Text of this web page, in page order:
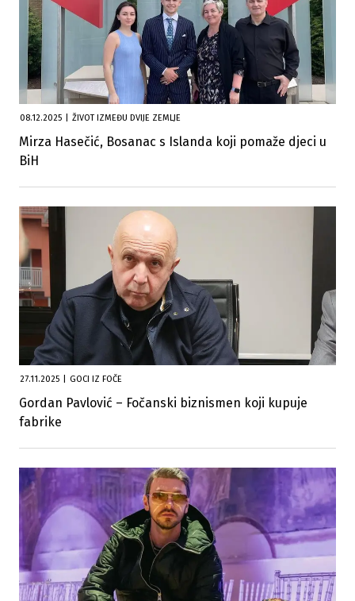
08.12.2025 ŽIVOT IZMEĐU DVIJE ZEMLJE
Mirza Hasečić, Bosanac s Islanda koji pomaže djeci u
BiH
27.11.2025 GOCI IZ FOČE
Gordan Pavlović – Fočanski biznismen koji kupuje
fabrike